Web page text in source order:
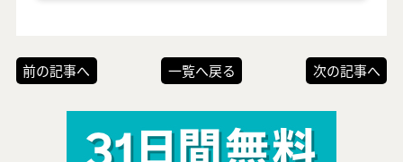
前の記事へ 一覧へ戻る 次の記事へ